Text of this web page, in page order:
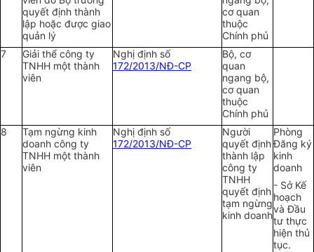
quyết định thành
lập hoặc được giao
quản lý
cơ quan
thuộc
Chính phủ
7
Giải thể công ty
TNHH một thành
viên
Nghị định số
172/2013/NĐ-CP
Bộ, cơ
quan
ngang bộ,
cơ quan
thuộc
Chính phủ
8
Tạm ngừng kinh
doanh công ty
TNHH một thành
viên
Nghị định số
172/2013/NĐ-CP
Người
quyết định
thành lập
công ty
TNHH
quyết định
tạm ngừng
kinh doanh
Phòng
Đăng ký
kinh
doanh
- Sở Kế
hoạch
và Đầu
tư thực
hiện thủ
tục.